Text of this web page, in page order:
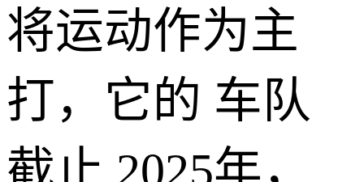
将运动作为主
打，它的 车队
截止 2025年，